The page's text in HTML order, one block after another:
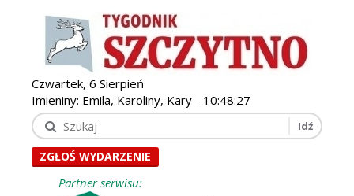
Czwartek, 6 Sierpień
Imieniny: Emila, Karoliny, Kary - 10:48:29
ZGŁOŚ WYDARZENIE
Partner serwisu: